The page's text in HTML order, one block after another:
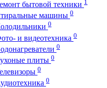
бытовой техники
машины 0
0
и видеотехника 0
0
плиты 0
0
0